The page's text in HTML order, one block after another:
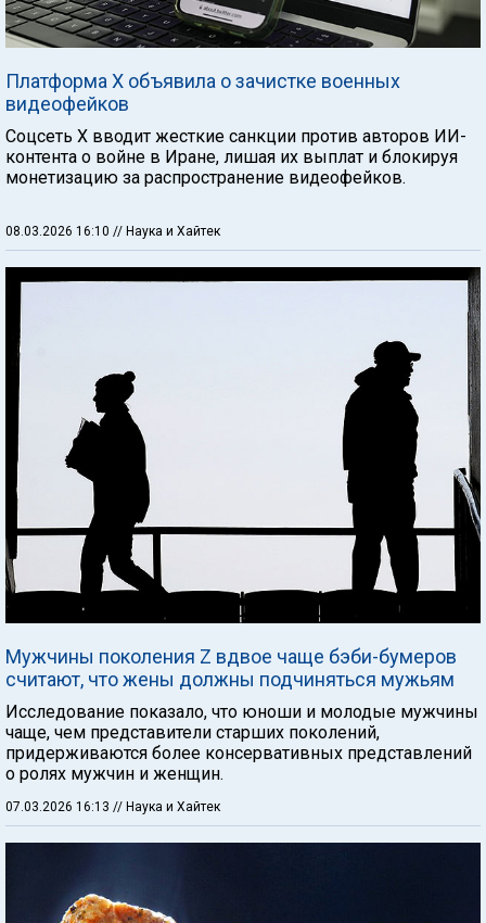
Платформа X объявила о зачистке военных
видеофейков
Соцсеть X вводит жесткие санкции против авторов ИИ-
контента о войне в Иране, лишая их выплат и блокируя
монетизацию за распространение видеофейков.
08.03.2026 16:10 // Наука и Хайтек
Мужчины поколения Z вдвое чаще бэби-бумеров
считают, что жены должны подчиняться мужьям
Исследование показало, что юноши и молодые мужчины
чаще, чем представители старших поколений,
придерживаются более консервативных представлений
о ролях мужчин и женщин.
07.03.2026 16:13 // Наука и Хайтек